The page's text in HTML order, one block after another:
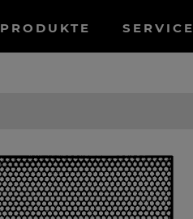
Hauptnavigation
PRODUKTE SERVICE